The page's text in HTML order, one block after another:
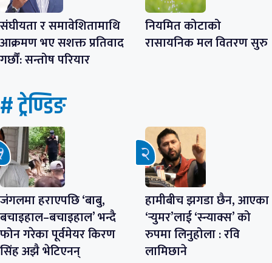
संघीयता र समावेशितामाथि
आक्रमण भए सशक्त प्रतिवाद
गर्छौं: सन्तोष परियार
नियमित कोटाको
रासायनिक मल वितरण सुरु
# ट्रेण्डिङ
जंगलमा हराएपछि ‘बाबु,
बचाइहाल–बचाइहाल’ भन्दै
फोन गरेका पूर्वमेयर किरण
सिंह अझै भेटिएनन्
हामीबीच झगडा छैन, आएका
‘र्‍युमर’लाई ‘स्न्याक्स’ को
रुपमा लिनुहोला : रवि
लामिछाने